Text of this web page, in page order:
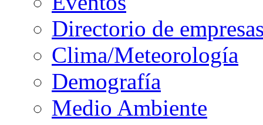
Directorio de
Clima/Meteorología
Demografía
Medio Ambiente